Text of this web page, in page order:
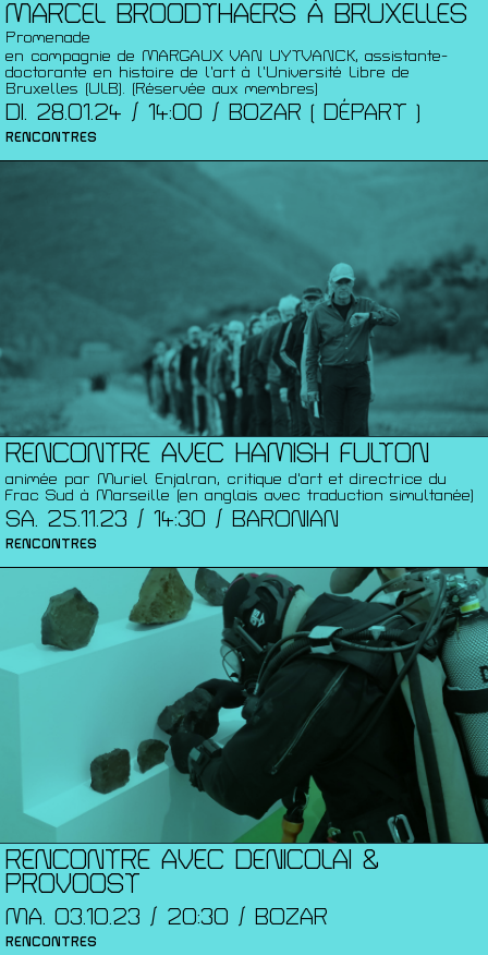
MARCEL BROODTHAERS À BRUXELLES
Promenade
en compagnie de MARGAUX VAN UYTVANCK, assistante-
doctorante en histoire de l’art à l’Université Libre de
Bruxelles (ULB). (Réservée aux membres)
DI. 28.01.24 / 14:00 / BOZAR ( DÉPART )
RENCONTRES
RENCONTRE AVEC HAMISH FULTON
animée par Muriel Enjalran, critique d'art et directrice du
Frac Sud à Marseille (en anglais avec traduction simultanée)
SA. 25.11.23 / 14:30 / BARONIAN
RENCONTRES
RENCONTRE AVEC DENICOLAI &
PROVOOST
MA. 03.10.23 / 20:30 / BOZAR
RENCONTRES